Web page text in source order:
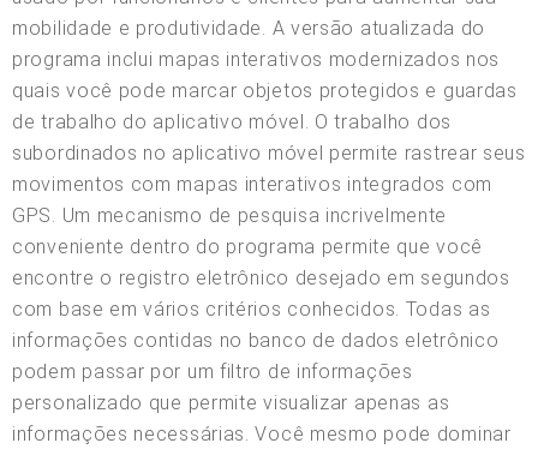
mobilidade e produtividade. A versão atualizada do
programa inclui mapas interativos modernizados nos
quais você pode marcar objetos protegidos e guardas
de trabalho do aplicativo móvel. O trabalho dos
subordinados no aplicativo móvel permite rastrear seus
movimentos com mapas interativos integrados com
GPS. Um mecanismo de pesquisa incrivelmente
conveniente dentro do programa permite que você
encontre o registro eletrônico desejado em segundos
com base em vários critérios conhecidos. Todas as
informações contidas no banco de dados eletrônico
podem passar por um filtro de informações
personalizado que permite visualizar apenas as
informações necessárias. Você mesmo pode dominar